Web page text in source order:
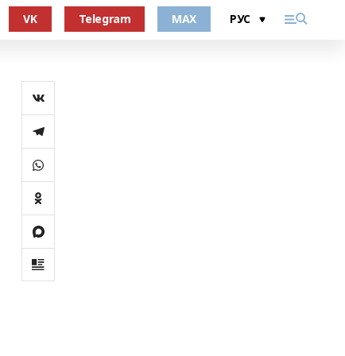
VK Telegram MAX